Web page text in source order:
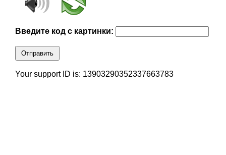
Введите код с картинки:
Отправить
Your support ID is: 13903290352337663783